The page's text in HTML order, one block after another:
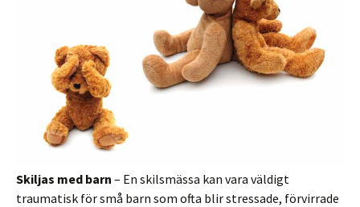
Skiljas med barn – En skilsmässa kan vara väldigt
traumatisk för små barn som ofta blir stressade, förvirrade